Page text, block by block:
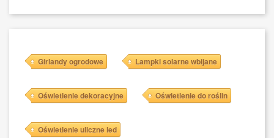
Girlandy ogrodowe Lampki solarne wbijane
Oświetlenie dekoracyjne Oświetlenie do roślin
Oświetlenie uliczne led